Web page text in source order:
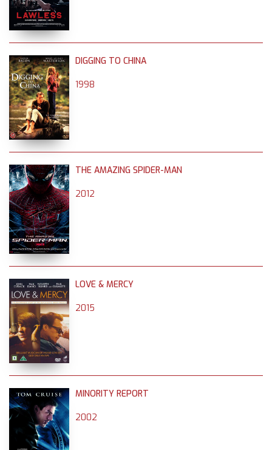
DIGGING TO CHINA
1998
THE AMAZING SPIDER-MAN
2012
LOVE & MERCY
2015
MINORITY REPORT
2002